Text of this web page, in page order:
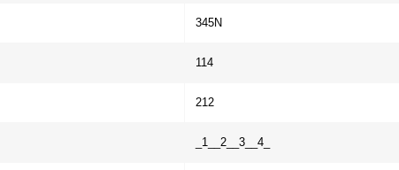
345N
114
212
_1__2__3__4_